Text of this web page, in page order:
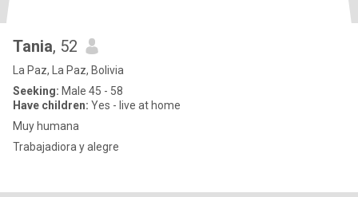
Tania, 52
La Paz, La Paz, Bolivia
Seeking: Male 45 - 58
Have children: Yes - live at home
Muy humana
Trabajadiora y alegre